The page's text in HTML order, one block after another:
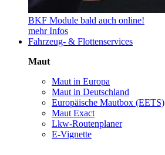
BKF Module bald auch online!
mehr Infos
Fahrzeug- & Flottenservices
Maut
Maut in Europa
Maut in Deutschland
Europäische Mautbox (EETS)
Maut Exact
Lkw-Routenplaner
E-Vignette